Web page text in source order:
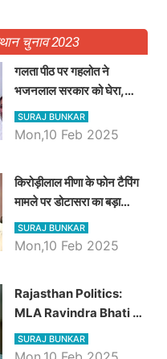
चुनाव 2023
गलता पीठ पर गहलोत ने
भजनलाल सरकार को घेरा,
Video में देखें अब तक बड़ी
खबरें
SURAJ BUNKAR
Mon,10 Feb 2025
किरोड़ीलाल मीणा के फोन टैपिंग
मामले पर डोटासरा का बड़ा
आरोप, वीडियो में देखें AZ बड़ी
खबरें
SURAJ BUNKAR
Mon,10 Feb 2025
Rajasthan Politics:
MLA Ravindra Bhati ने
प्रदेश की शिक्षा व्यवस्था पर
उठाए सवाल, Madan
SURAJ BUNKAR